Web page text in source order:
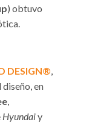
) obtuvo
DESIGN®,
en
,
Hyundaiy